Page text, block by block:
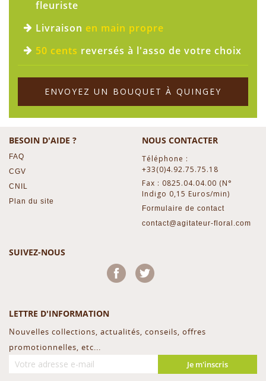
fleuriste
Livraison en main propre
50 cents reversés à l'asso de votre choix
ENVOYEZ UN BOUQUET À QUINGEY
BESOIN D'AIDE ?
FAQ
CGV
CNIL
Plan du site
NOUS CONTACTER
Téléphone :
+33(0)4.92.75.75.18
Fax : 0825.04.04.00 (N°
Indigo 0,15 Euros/min)
Formulaire de contact
contact@agitateur-floral.com
SUIVEZ-NOUS
Facebook
LETTRE D'INFORMATION
Nouvelles collections, actualités, conseils, offres
promotionnelles, etc...
Je m'inscris